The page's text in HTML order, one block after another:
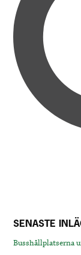
SENASTE
Busshållplatserna